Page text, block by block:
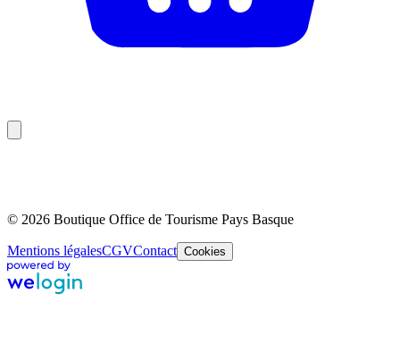
© 2026 Boutique Office de Tourisme Pays Basque
Mentions légalesCGVContact Cookies